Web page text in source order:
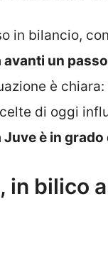
in bilancio,
avanti un
è
di oggi
è in
in bilico